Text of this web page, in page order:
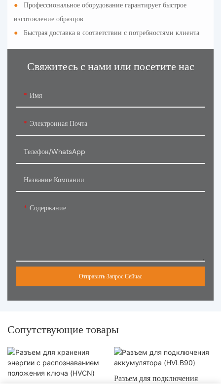
●
Профессиональное оборудование гарантирует быстрое
изготовление образцов.
●
Быстрая доставка в соответствии с потребностями клиента
Свяжитесь с нами или посетите нас
Имя
Электронная Почта
Телефон/WhatsApp
Название Компании
Содержание
Отправить Запрос Сейчас
Сопутствующие товары
Разъем для подключения